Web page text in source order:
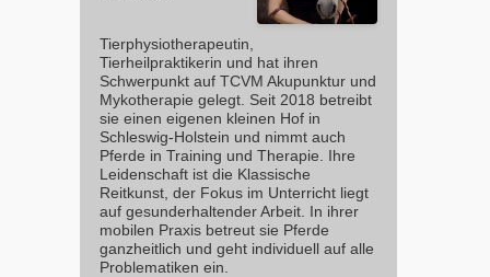
Tierphysiotherapeutin,
Tierheilpraktikerin und hat ihren
Schwerpunkt auf TCVM Akupunktur und
Mykotherapie gelegt. Seit 2018 betreibt
sie einen eigenen kleinen Hof in
Schleswig-Holstein und nimmt auch
Pferde in Training und Therapie. Ihre
Leidenschaft ist die Klassische
Reitkunst, der Fokus im Unterricht liegt
auf gesunderhaltender Arbeit. In ihrer
mobilen Praxis betreut sie Pferde
ganzheitlich und geht individuell auf alle
Problematiken ein.